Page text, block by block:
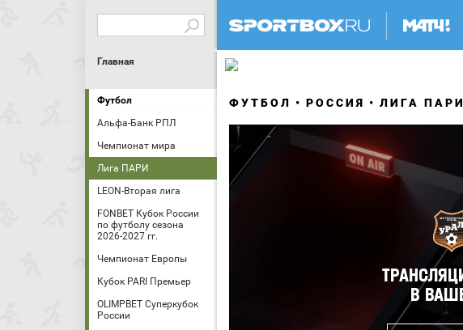
Главная
Футбол
Альфа-Банк РПЛ
Чемпионат мира
Лига ПАРИ
LEON-Вторая лига
FONBET Кубок России
по футболу сезона
2026-2027 гг.
Чемпионат Европы
Кубок PARI Премьер
OLIMPBET Суперкубок
России
ФУТБОЛ РОССИЯ ЛИГА ПАРИ